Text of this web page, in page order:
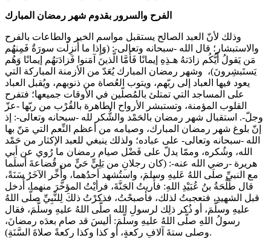
الفرح والسرور بقدوم شهر رمضان المبارك
وذلك لأنّ العبد الصالح يستقبل مواسم الخير والطاعات بالفرح
والاستبشار؛ قال الله -سبحانه وتعالى-: (وَإِذا ما أُنزِلَت سورَةٌ فَمِنهُم
مَن يَقولُ أَيُّكُم زادَتهُ هـذِهِ إيمانًا فَأَمَّا الَّذينَ آمَنوا فَزادَتهُم إيمانًا وَهُم
يَستَبشِرونَ)، وشهر رمضان المبارك يُعَدّ من الأزمنة المباركة التي
يعود فيها العباد إلى ربّهم، ويتوب العُصاة من ذنوبهم، ويُقبل العباد
على المساجد التي تمتلئ بالمُصلّين في الأوقات جميعها؛ فتفرح
القلوب المؤمنة، وتستبشر الأرواح الطاهرة بالقُرْب من ربّها -عزّ
وجلّ-. استقبال شهر رمضان بالحَمْد والشُّكر لله -سبحانه وتعالى-: إذ
إنّ بلوغ شهر رمضان المبارك، وصيامه من أعظم النِّعم التي مَنّ بها
الله -سبحانه وتعالى- على عباده؛ ولذلك ينبغي للعبد الإكثار من حَمْد
الله، وشُكره، وممّا يدلّ على فَضْل صيام رمضان ما رُوي عن أبي
هريرة -رضي الله عنه-: (كان رجلانِ من بَلِيٍّ حَيٍّ من قُضاعةَ أسلَما
مع النبيِّ صلَى اللهُ عَليهِ وسلمَ، واستُشهد أحدُهما، وأُخِّر الآخَرُ سَنَةً،
قال طَلْحَةُ بنُ عُبَيْدِ اللهِ: فأُريتُ الجَنَّةَ، فرأيْتُ المؤخَّرَ منهما، أُدخل
قبل الشهيدِ، فتعجبتُ لذلك، فأصبحْتُ، فذكرْتُ ذلكَ لِلنَّبِيِّ صلَّى اللهُ
عليهِ وسلَّمَ، أو ذُكر ذلِك لرسولِ الله صلَّى اللهُ عليهِ وسلَّمَ، فقال
رسولُ اللهِ صلَّى اللهُ عليهِ وسلَّمَ: أليسَ قد صام بعدَه رمضانَ،
وصلى ستةَ آلافِ ركعةٍ، أو كذا وكذا ركعةً صلاةَ السَّنَةِ).